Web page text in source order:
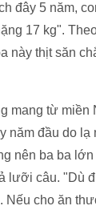
đây 5 năm,
17 kg".
thịt săn
mang từ miền
năm đầu do
nên ba ba
lưỡi câu. "Dù
Nếu cho ăn